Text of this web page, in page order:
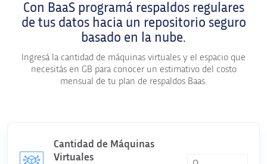
Con BaaS programá respaldos regulares
de tus datos hacia un repositorio seguro
basado en la nube.
Ingresá la cantidad de máquinas virtuales y el espacio que
necesitás en GB para conocer un estimativo del costo
mensual de tu plan de respaldos Baas.
Cantidad de Máquinas
Virtuales